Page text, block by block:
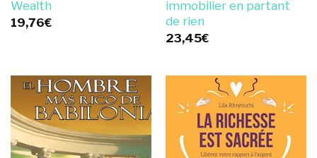
Wealth
19,76€
immobilier en partant
de rien
23,45€